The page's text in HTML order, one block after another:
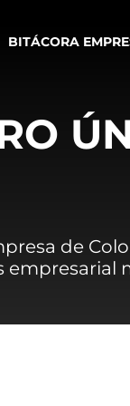
BITÁCORA
de
empresarial